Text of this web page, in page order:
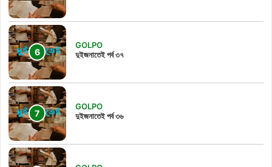
GOLPO
দুইজনাতেই পর্ব ৩৭
GOLPO
দুইজনাতেই পর্ব ৩৬